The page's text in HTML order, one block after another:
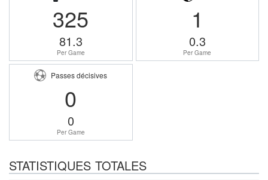
325
81.3
Per Game
1
0.3
Per Game
Passes décisives
0
0
Per Game
STATISTIQUES TOTALES